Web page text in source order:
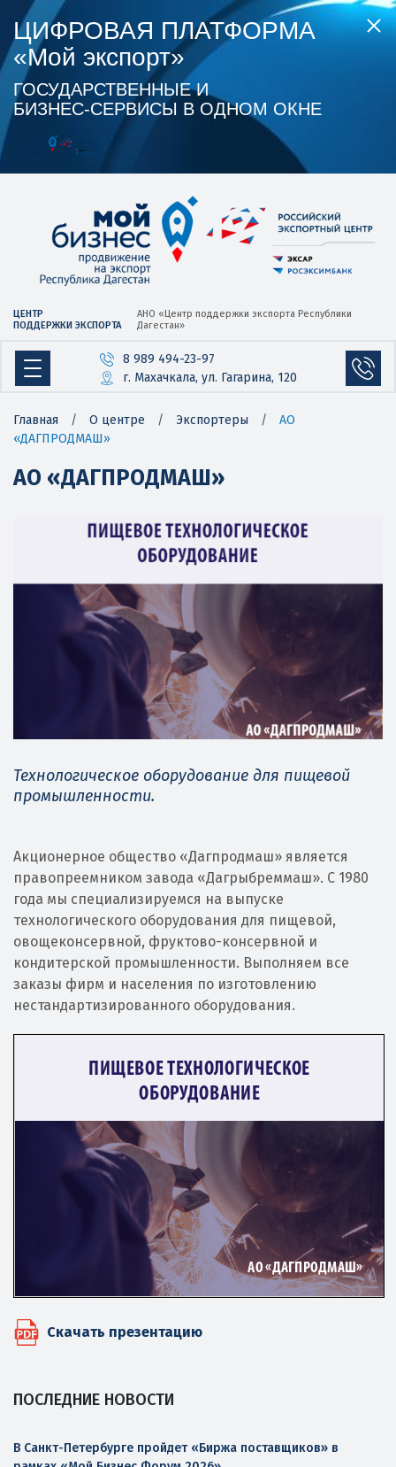
ЦИФРОВАЯ ПЛАТФОРМА
«Мой экспорт»
ГОСУДАРСТВЕННЫЕ И
БИЗНЕС‑СЕРВИСЫ В ОДНОМ ОКНЕ
ЦЕНТР
ПОДДЕРЖКИ ЭКСПОРТА
АНО «Центр поддержки экспорта Республики
Дагестан»
8 989 494-23-97
г. Махачкала, ул. Гагарина, 120
Главная / О центре / Экспортеры /
АО
«ДАГПРОДМАШ»
АО «ДАГПРОДМАШ»
Технологическое оборудование для пищевой
промышленности.
Акционерное общество «Дагпродмаш» является
правопреемником завода «Дагрыбреммаш». С 1980
года мы специализируемся на выпуске
технологического оборудования для пищевой,
овощеконсервной, фруктово-консервной и
кондитерской промышленности. Выполняем все
заказы фирм и населения по изготовлению
нестандартизированного оборудования.
Скачать презентацию
ПОСЛЕДНИЕ НОВОСТИ
В Санкт-Петербурге пройдет «Биржа поставщиков» в